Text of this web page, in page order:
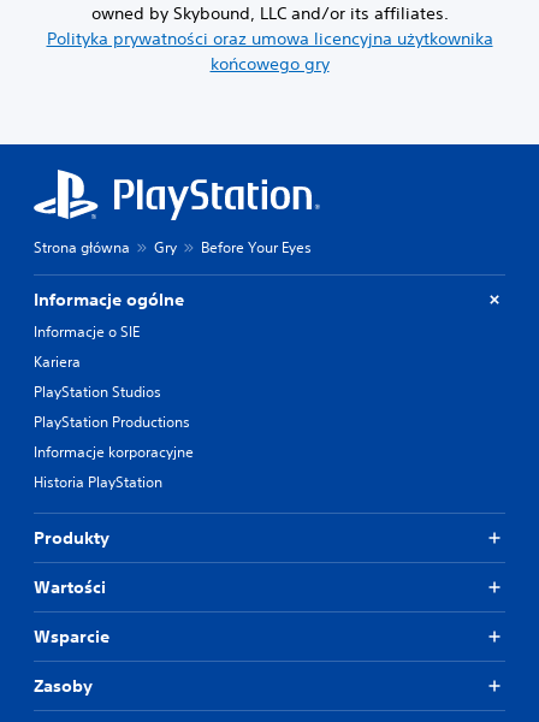
owned by Skybound, LLC and/or its affiliates.
Polityka prywatności oraz umowa licencyjna użytkownika
końcowego gry
Strona główna Gry Before Your Eyes
Informacje ogólne
Informacje o SIE
Kariera
PlayStation Studios
PlayStation Productions
Informacje korporacyjne
Historia PlayStation
Produkty
Wartości
Wsparcie
Zasoby